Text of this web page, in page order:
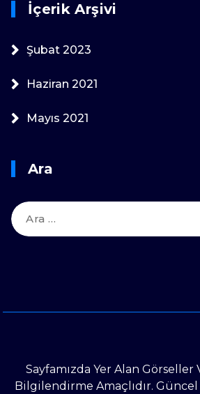
İçerik Arşivi
Şubat 2023
Haziran 2021
Mayıs 2021
Ara
Arama:
Sayfamızda Yer Alan Görseller
Bilgilendirme Amaçlıdır.